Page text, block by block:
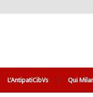
L’AntipatiCibVs Qui